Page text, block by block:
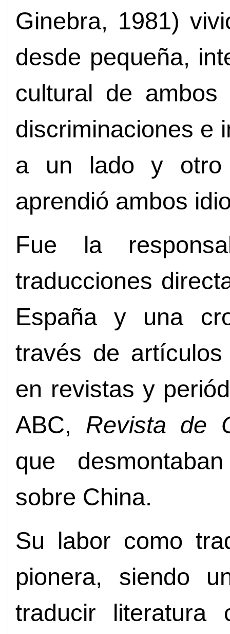
Ginebra, 1981)
desde pequeña,
cultural de
discriminaciones e
a un lado y otro
aprendió ambos
Fue la
traducciones
España y una
través de
en revistas y
ABC, Revista de
que
sobre China.
Su labor como
pionera, siendo
traducir